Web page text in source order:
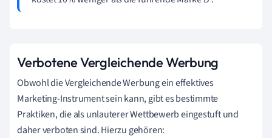
Verbotene Vergleichende Werbung
Obwohl die Vergleichende Werbung ein effektives
Marketing-Instrument sein kann, gibt es bestimmte
Praktiken, die als unlauterer Wettbewerb eingestuft und
daher verboten sind. Hierzu gehören: